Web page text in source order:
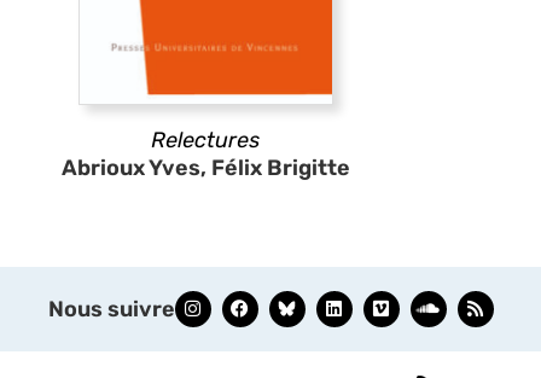
Relectures
Abrioux Yves, Félix Brigitte
Nous suivre